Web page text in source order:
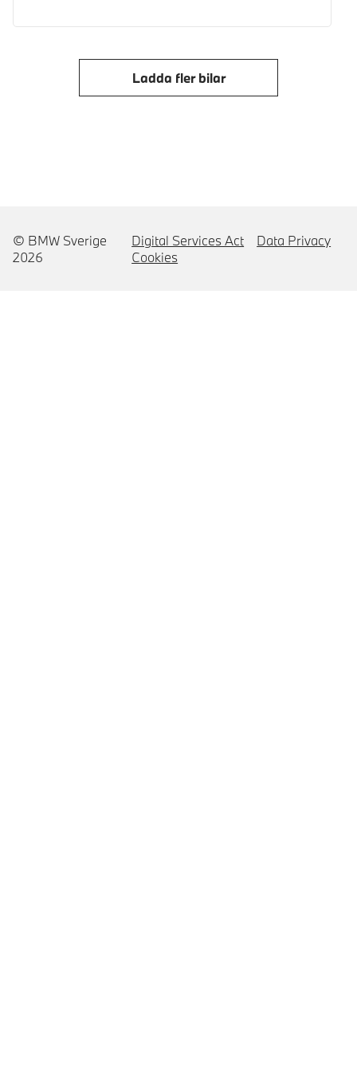
Ladda fler bilar
© BMW Sverige
2026
Digital Services Act
Data Privacy
Cookies